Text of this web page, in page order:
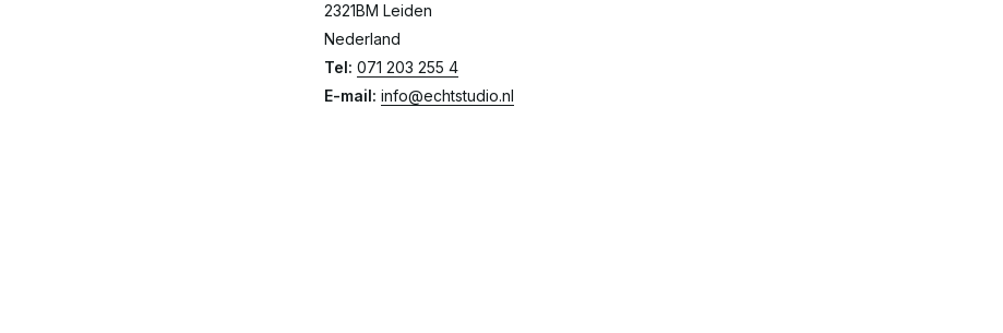
2321BM Leiden
Nederland
Tel: 071 203 255 4
E-mail: info@echtstudio.nl